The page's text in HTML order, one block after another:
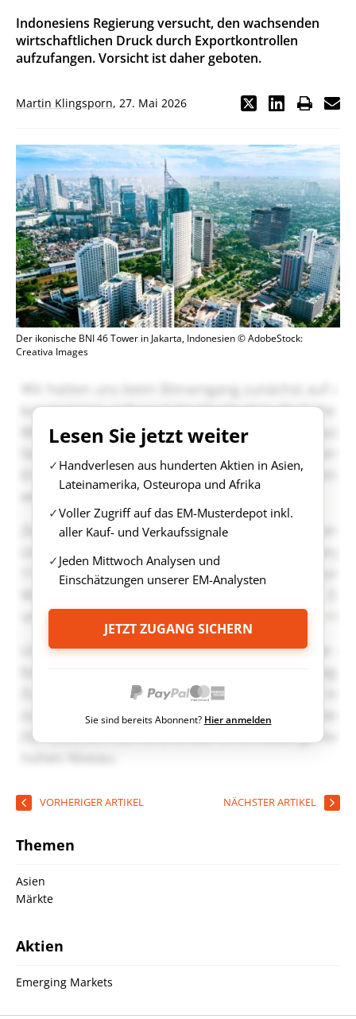
Indonesiens Regierung versucht, den wachsenden
wirtschaftlichen Druck durch Exportkontrollen
aufzufangen. Vorsicht ist daher geboten.
Martin Klingsporn, 27. Mai 2026
Der ikonische BNI 46 Tower in Jakarta, Indonesien © AdobeStock:
Creativa Images
Lesen Sie jetzt weiter
Handverlesen aus hunderten Aktien in Asien,
Lateinamerika, Osteuropa und Afrika
Voller Zugriff auf das EM-Musterdepot inkl.
aller Kauf- und Verkaufssignale
Jeden Mittwoch Analysen und
Einschätzungen unserer EM-Analysten
JETZT ZUGANG SICHERN
Sie sind bereits Abonnent? Hier anmelden
VORHERIGER ARTIKEL NÄCHSTER ARTIKEL
Themen
Asien
Märkte
Aktien
Emerging Markets